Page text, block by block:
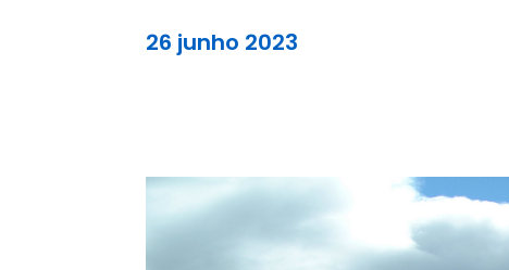
26 junho 2023